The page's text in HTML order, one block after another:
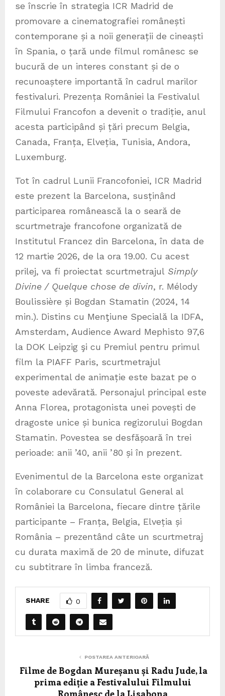
se înscrie în strategia ICR Madrid de
promovare a cinematografiei românești
contemporane și a noii generații de cineaști
în Spania, o țară unde filmul românesc se
bucură de un interes constant și de o
recunoaștere importantă în cadrul marilor
festivaluri. Prezența României la Festivalul
Filmului Francofon a devenit o tradiție, anul
acesta participând și țări precum Belgia,
Canada, Franța, Elveția, Tunisia, Andora,
Luxemburg.
Tot în cadrul Lunii Francofoniei, ICR Madrid
este prezent la Barcelona, susținând
participarea românească la o seară de
scurtmetraje francofone organizată de
Institutul Francez din Barcelona, în data de
12 martie 2026, de la ora 19.00. Cu acest
prilej, va fi proiectat scurtmetrajul Simply
Divine / Quelque chose de divin, r. Mélody
Boulissière și Bogdan Stamatin (2024, 14
min.). Distins cu Menţiune Specială la IDFA,
Amsterdam, Audience Award Mephisto 97,6
la DOK Leipzig şi cu Premiul pentru primul
film la PIAFF Paris, scurtmetrajul
experimental de animație este bazat pe o
poveste adevărată. Personajul principal este
Anna Florea, protagonista unei povești de
dragoste unice și bunica regizorului Bogdan
Stamatin. Povestea se desfășoară în trei
perioade: anii ’40, anii ’80 și în prezent.
Evenimentul de la Barcelona este organizat
în colaborare cu Consulatul General al
României la Barcelona, fiecare dintre țările
participante – Franța, Belgia, Elveția și
România – prezentând câte un scurtmetraj
cu durata maximă de 20 de minute, difuzat
cu subtitrare în limba franceză.
SHARE 0
POSTAREA ANTERIOARĂ
Filme de Bogdan Mureșanu și Radu Jude, la
prima ediție a Festivalului Filmului
Românesc de la Lisabona